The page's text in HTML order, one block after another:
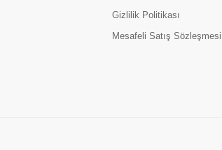
Gizlilik Politikası
Mesafeli Satış Sözleşmesi